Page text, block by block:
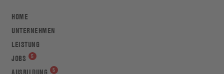
HOME
UNTERNEHMEN
LEISTUNG
JOBS